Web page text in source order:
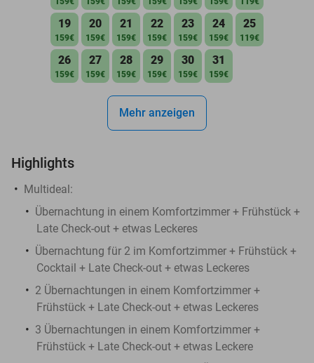
19
159€
20
159€
21
159€
22
159€
23
159€
24
159€
25
119€
26
159€
27
159€
28
159€
29
159€
30
159€
31
159€
Mehr anzeigen
Highlights
Multideal:
Übernachtung in einem Komfortzimmer + Frühstück +
Late Check-out + etwas Leckeres
Übernachtung für 2 im Komfortzimmer + Frühstück +
Cocktail + Late Check-out + etwas Leckeres
2 Übernachtungen in einem Komfortzimmer +
Frühstück + Late Check-out + etwas Leckeres
3 Übernachtungen in einem Komfortzimmer +
Frühstück + Late Check-out + etwas Leckere